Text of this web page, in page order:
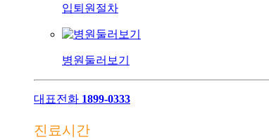
입퇴원절차
병원둘러보기
대표전화 1899-0333
진료시간